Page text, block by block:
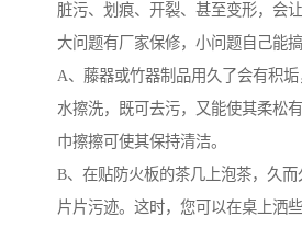
脏污、划痕、开裂、甚至变形，会
大问题有厂家保修，小问题自己能搞
A、藤器或竹器制品用久了会有积
水擦洗，既可去污，又能使其柔松
巾擦擦可使其保持清洁。
B、在贴防火板的茶几上泡茶，久
片片污迹。这时，您可以在桌上洒